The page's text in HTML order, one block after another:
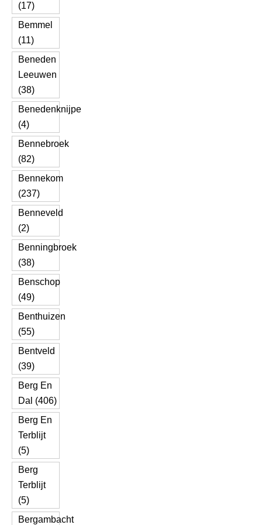
(17)
Bemmel
(11)
Beneden
Leeuwen
(38)
Benedenknijpe
(4)
Bennebroek
(82)
Bennekom
(237)
Benneveld
(2)
Benningbroek
(38)
Benschop
(49)
Benthuizen
(55)
Bentveld
(39)
Berg En
Dal (406)
Berg En
Terblijt
(5)
Berg
Terblijt
(5)
Bergambacht